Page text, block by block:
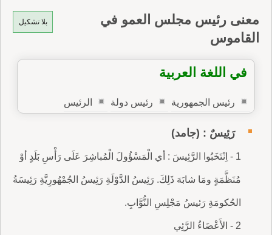
بلا تشكيل
معنى رئيس مجلس العمو في
القاموس
في اللغة العربية
رئيس الجمهورية رئيس دولة الرئيس
رَئِيسٌ : (جامد)
1 - اِنْتَخَبُوا الرَّئِيسَ : أي الْمَسْؤُولَ الْمُباشِرَ عَلَى رَأْسِ بَلَدٍ أوْ
مُنَظَّمَةٍ ومَا شابَهَ ذَلِكَ. رَئِيسُ الدَّوْلَةِ رَئِيسُ الجُمْهُورِيَّةِ رَئِيسَةُ
الحُكومَةِ رَئيسُ مَجْلِسِ النُّوَّابِ.
2 - الأَعْضَاءُ الرَّئِي